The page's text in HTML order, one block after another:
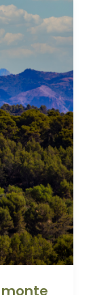
monte